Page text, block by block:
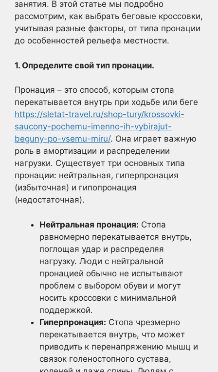
занятия. В этой статье мы подробно
рассмотрим, как выбрать беговые кроссовки,
учитывая разные факторы, от типа пронации
до особенностей рельефа местности.
1. Определите свой тип пронации.
Пронация – это способ, которым стопа
перекатывается внутрь при ходьбе или беге
https://sletat-travel.ru/shop-tury/krossovki-
saucony-pochemu-imenno-ih-vybirajut-
beguny-po-vsemu-miru/. Она играет важную
роль в амортизации и распределении
нагрузки. Существует три основных типа
пронации: нейтральная, гиперпронация
(избыточная) и гипопронация
(недостаточная).
Нейтральная пронация: Стопа
равномерно перекатывается внутрь,
поглощая удар и распределяя
нагрузку. Люди с нейтральной
пронацией обычно не испытывают
проблем с выбором обуви и могут
носить кроссовки с минимальной
поддержкой.
Гиперпронация: Стопа чрезмерно
перекатывается внутрь, что может
приводить к перенапряжению мышц и
связок голеностопного сустава,